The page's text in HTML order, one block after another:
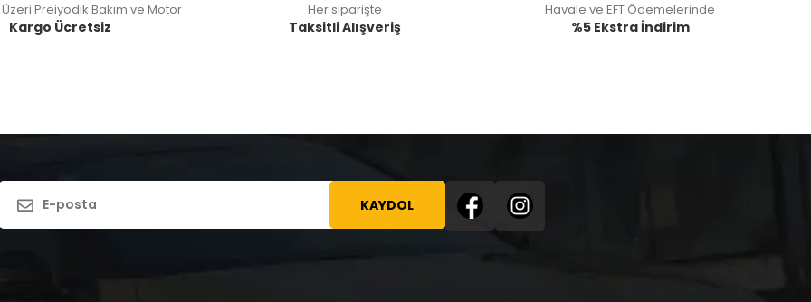
Üzeri Preiyodik Bakım ve Motor
Kargo Ücretsiz
Her siparişte
Taksitli Alışveriş
Havale ve EFT Ödemelerinde
%5 Ekstra İndirim
KAYDOL